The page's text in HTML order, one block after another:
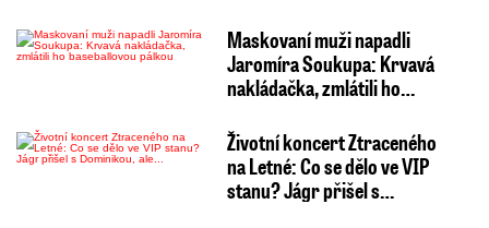
Maskovaní muži napadli
Jaromíra Soukupa: Krvavá
nakládačka, zmlátili ho…
Životní koncert Ztraceného
na Letné: Co se dělo ve VIP
stanu? Jágr přišel s…